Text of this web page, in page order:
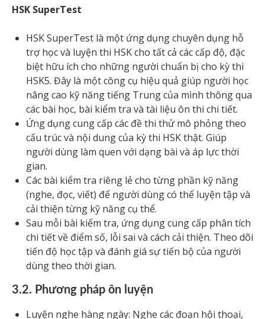
HSK SuperTest
HSK SuperTest là một ứng dụng chuyên dụng hỗ
trợ học và luyện thi HSK cho tất cả các cấp độ, đặc
biệt hữu ích cho những người chuẩn bị cho kỳ thi
HSK5. Đây là một công cụ hiệu quả giúp người học
nâng cao kỹ năng tiếng Trung của mình thông qua
các bài học, bài kiểm tra và tài liệu ôn thi chi tiết.
Ứng dụng cung cấp các đề thi thử mô phỏng theo
cấu trúc và nội dung của kỳ thi HSK thật. Giúp
người dùng làm quen với dạng bài và áp lực thời
gian.
Các bài kiểm tra riêng lẻ cho từng phần kỹ năng
(nghe, đọc, viết) để người dùng có thể luyện tập và
cải thiện từng kỹ năng cụ thể.
Sau mỗi bài kiểm tra, ứng dụng cung cấp phân tích
chi tiết về điểm số, lỗi sai và cách cải thiện. Theo dõi
tiến độ học tập và đánh giá sự tiến bộ của người
dùng theo thời gian.
3.2. Phương pháp ôn luyện
Luyện nghe hàng ngày: Nghe các đoạn hội thoại,